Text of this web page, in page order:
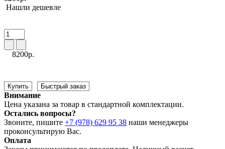
Нашли дешевле
8200р.
Купить Быстрый заказ
Внимание
Цена указана за товар в стандартной комплектации.
Остались вопросы?
Звоните, пишите +7 (978) 629 95 38 наши менеджеры
проконсультирую Вас.
Оплата